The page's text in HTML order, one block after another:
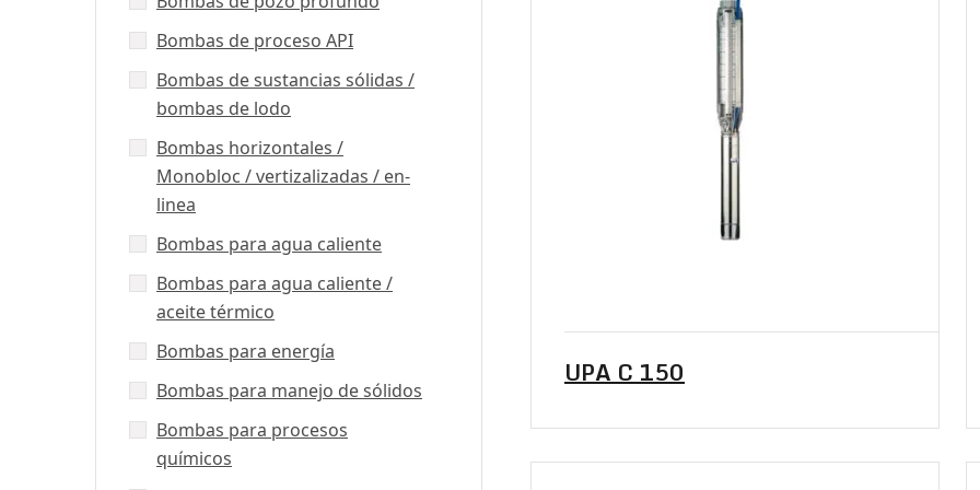
Bombas de proceso API
Bombas de sustancias sólidas /
bombas de lodo
Bombas horizontales /
Monobloc / vertizalizadas / en-
linea
Bombas para agua caliente
Bombas para agua caliente /
aceite térmico
Bombas para energía
Bombas para manejo de sólidos
Bombas para procesos
químicos
UPA C 150